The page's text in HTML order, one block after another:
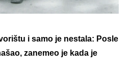
i samo je nestala: Posle
zanemeo je kada je